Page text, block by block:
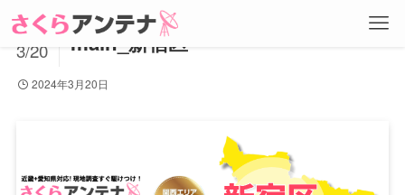
main_新宿区
2024
3/20
2024年3月20日